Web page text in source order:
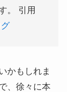
。 引用
かもしれま
、徐々に本